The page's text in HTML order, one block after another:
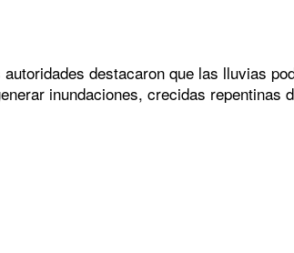
destacaron que las lluvias
inundaciones, crecidas